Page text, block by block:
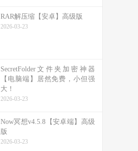
RAR解压缩【安卓】高级版
2026-03-23
SecretFolder文件夹加密神器
【电脑端】居然免费，小但强
大！
2026-03-23
Now冥想v4.5.8【安卓端】高级
版
2026-03-23